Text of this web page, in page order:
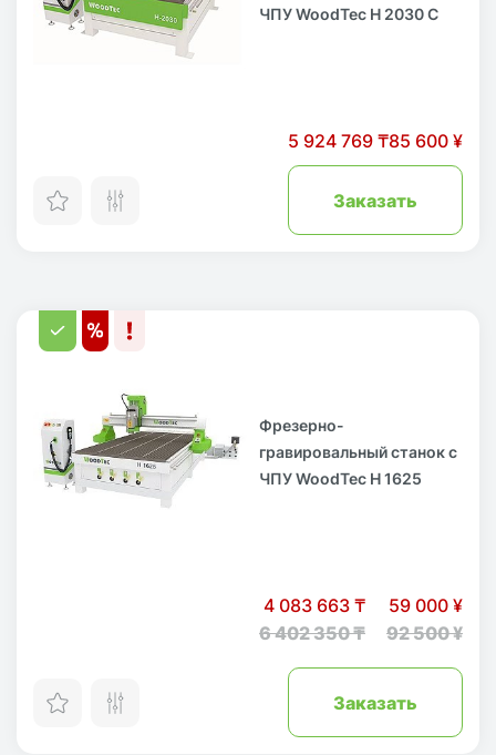
ЧПУ WoodTec H 2030 C
5 924 769 ₸85 600 ¥
Заказать
Фрезерно-
гравировальный станок с
ЧПУ WoodTec H 1625
4 083 663 ₸
6 402 350 ₸
59 000 ¥
92 500 ¥
Заказать